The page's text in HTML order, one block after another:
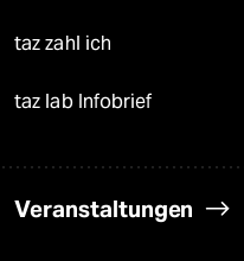
taz zahl ich
taz lab Infobrief
Veranstaltungen